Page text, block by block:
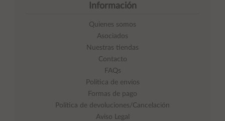
Información
Quienes somos
Asociados
Nuestras tiendas
Contacto
FAQs
Política de envíos
Formas de pago
Política de devoluciones/Cancelación
Aviso Legal